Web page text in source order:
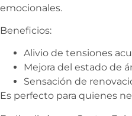
emocionales.
Beneficios:
Alivio de tensiones
Mejora del estado de
Sensación de
Es perfecto para quienes